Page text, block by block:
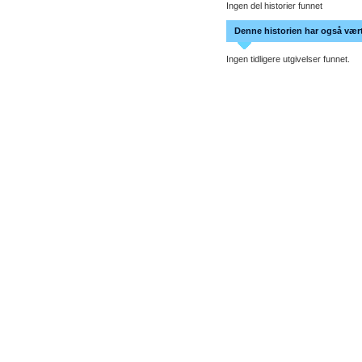
Ingen del historier funnet
Denne historien har også
Ingen tidligere utgivelser funnet.